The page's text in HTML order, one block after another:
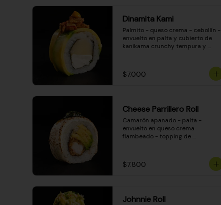
Dinamita Kami
Palmito - queso crema - cebollín -
envuelto en palta y cubierto de
kanikama crunchy tempura y
$7.000
Cheese Parrillero Roll
Camarón apanado - palta -
envuelto en queso crema
flambeado - topping de
$7.800
Johnnie Roll